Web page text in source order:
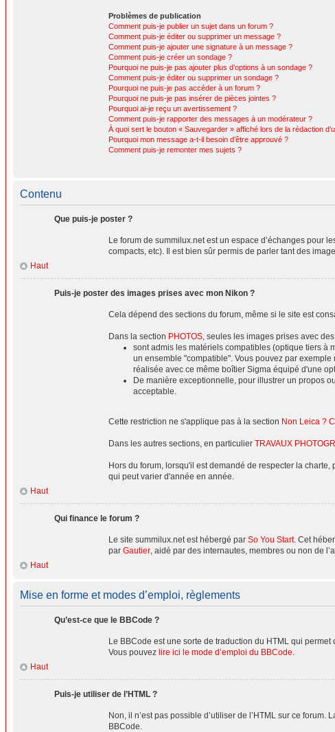
Problèmes de publication
Comment puis-je publier un sujet dans un forum ?
Comment puis-je éditer ou supprimer un message ?
Comment puis-je ajouter une signature à un message ?
Comment puis-je créer un sondage ?
Pourquoi ne puis-je pas ajouter plus d’options à un sondage ?
Comment puis-je éditer ou supprimer un sondage ?
Pourquoi ne puis-je pas accéder à un forum ?
Pourquoi ne puis-je pas insérer de pièces jointes ?
Pourquoi ai-je reçu un avertissement ?
Comment puis-je rapporter des messages à un modérateur ?
À quoi sert le bouton « Sauvegarder » affiché lors de la rédaction
Pourquoi mon message a-t-il besoin d’être approuvé ?
Comment puis-je remonter mes sujets ?
Contenu
Que puis-je poster ?
Le forum de summilux.net est un espace d’échanges pour
compacts, etc). Il est bien sûr permis de parler tant des
Haut
Puis-je poster des images prises avec mon Nikon ?
Cela dépend des sections du forum, même si le site est
Dans la section PHOTOS, seules les images prises avec
sont admis les matériels compatibles (optique tiers à
un ensemble "compatible". Vous pouvez par
réalisée avec ce même boîtier Sigma équipé d'une
De manière exceptionnelle, pour illustrer un propos
acceptable.
Cette restriction ne s'applique pas à la section Non Leica ?
Dans les autres sections, en particulier TRAVAUX
Hors du forum, lorsqu'il est demandé de respecter la charte,
qui peut varier d'année en année.
Haut
Qui finance le forum ?
Le site summilux.net est hébergé par So You Start. Cet
par Gautier, aidé par des internautes, membres ou non de
Haut
Mise en forme et modes d’emploi, règlements
Qu’est-ce que le BBCode ?
Le BBCode est une sorte de traduction du HTML qui
Vous pouvez lire ici le mode d’emploi du BBCode
Haut
Puis-je utiliser de l’HTML ?
Non, il n’est pas possible d’utiliser de l’HTML sur ce
BBCode.